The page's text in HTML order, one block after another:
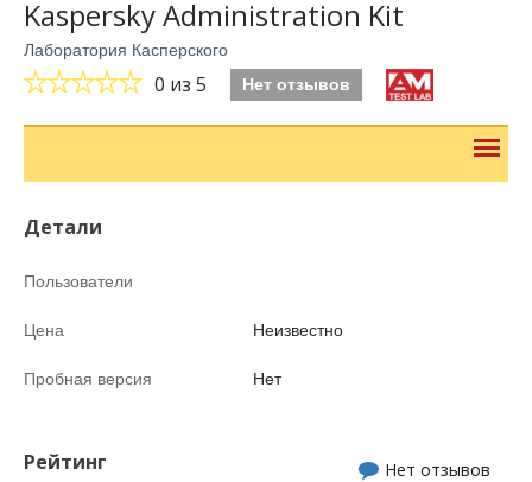
Kaspersky Administration Kit
Лаборатория Касперского
0 из 5 Нет отзывов
Детали
Пользователи
Цена Неизвестно
Пробная версия Нет
Рейтинг Нет отзывов